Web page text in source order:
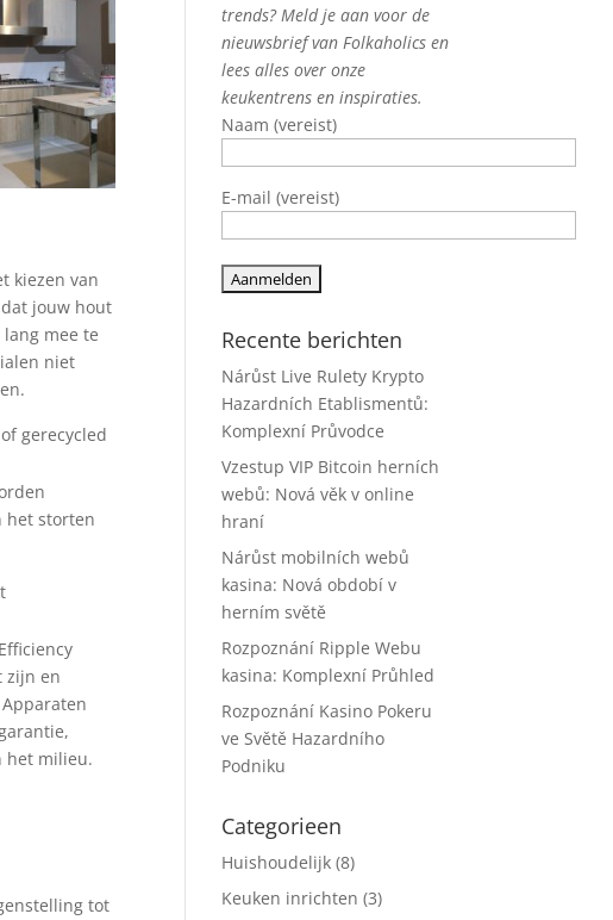
kiezen van
jouw hout
mee te
niet
gerecycled
het storten
zijn en
het milieu.
tot
trends? Meld je aan voor de
nieuwsbrief van Folkaholics en
lees alles over onze
keukentrens en inspiraties.
Naam (vereist)
E-mail (vereist)
Recente berichten
Nárůst Live Rulety Krypto
Hazardních Etablismentů:
Komplexní Průvodce
Vzestup VIP Bitcoin herních
webů: Nová věk v online
hraní
Nárůst mobilních webů
kasina: Nová období v
herním světě
Rozpoznání Ripple Webu
kasina: Komplexní Průhled
Rozpoznání Kasino Pokeru
ve Světě Hazardního
Podniku
Categorieen
Huishoudelijk (8)
Keuken inrichten (3)